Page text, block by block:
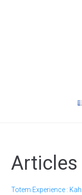
Articles
Totem Experience :